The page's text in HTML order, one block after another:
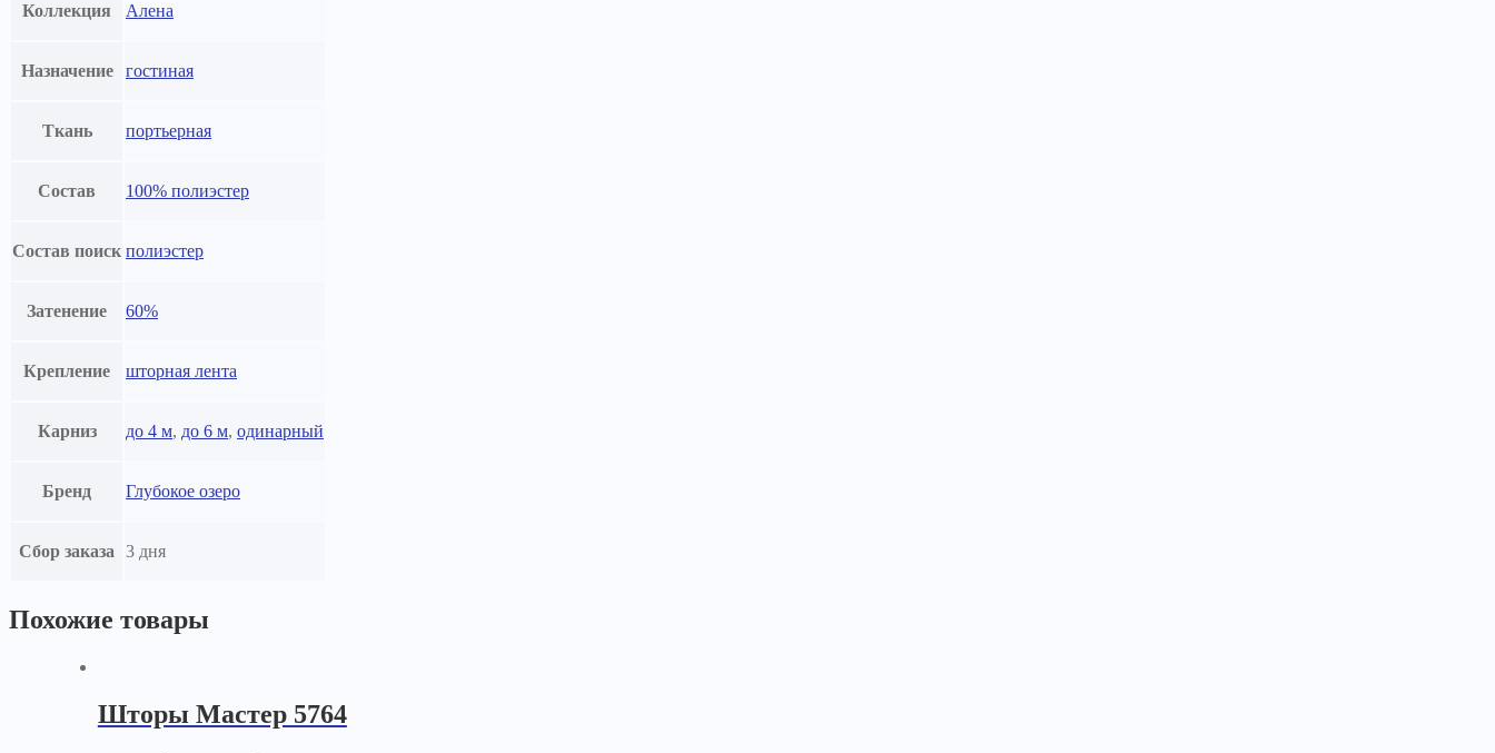
Коллекция Алена
Назначение гостиная
Ткань портьерная
Состав 100% полиэстер
Состав поиск полиэстер
Затенение 60%
Крепление шторная лента
Карниз до 4 м, до 6 м, одинарный
Бренд Глубокое озеро
Сбор заказа 3 дня
Похожие товары
Шторы Мастер 5764